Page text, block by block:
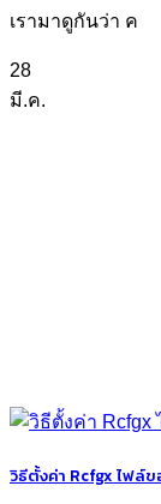
เรามาดูกันว่า ค
28
มี.ค.
วิธีตั้งค่า Rcfgx ไฟล์ข